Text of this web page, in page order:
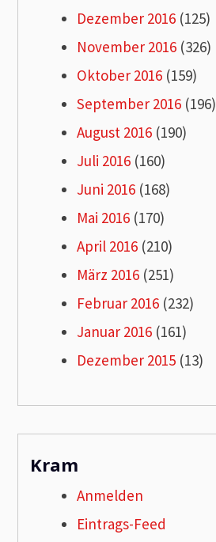
Dezember 2016 (125)
November 2016 (326)
Oktober 2016 (159)
September 2016 (196)
August 2016 (190)
Juli 2016 (160)
Juni 2016 (168)
Mai 2016 (170)
April 2016 (210)
März 2016 (251)
Februar 2016 (232)
Januar 2016 (161)
Dezember 2015 (13)
Kram
Anmelden
Eintrags-Feed